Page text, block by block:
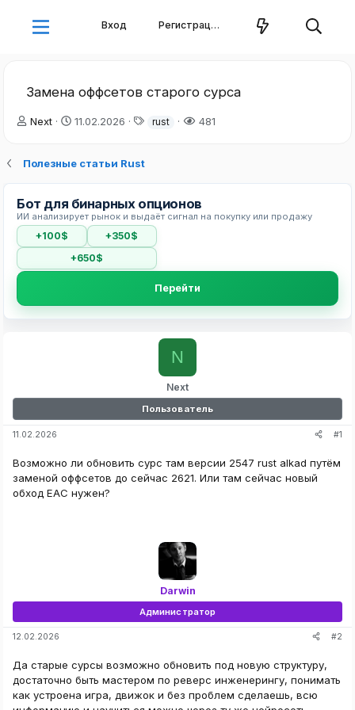
Вход Регистрация
Замена оффсетов старого сурса
А
о
е
м
ы
Next
Д
а
ч
а
а
11.02.2026
Тrust 481
Полезные статьи Rust
Бот для бинарных опционов
ИИ анализирует рынок и выдаёт сигнал на покупку или продажу
+100$
+350$
+650$
Перейти
Next
N
Пользователь
11.02.2026 #1
Возможно ли обновить сурс там версии 2547 rust alkad путём
заменой оффсетов до сейчас 2621. Или там сейчас новый
обход EAC нужен?
Darwin
Администратор
12.02.2026 #2
Да старые сурсы возможно обновить под новую структуру,
достаточно быть мастером по реверс инженерингу, понимать
как устроена игра, движок и без проблем сделаешь, всю